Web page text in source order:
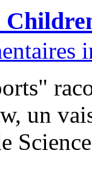
un